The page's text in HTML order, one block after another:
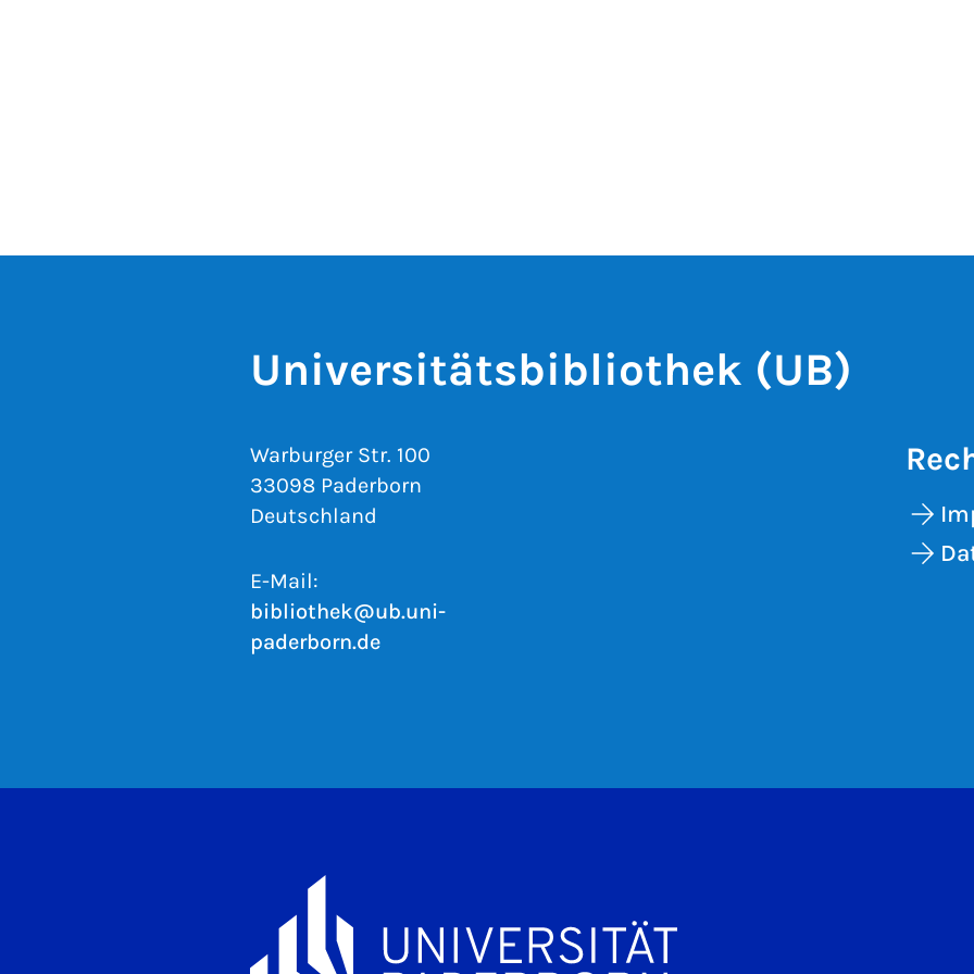
Universitätsbibliothek (UB)
Warburger Str. 100
33098 Paderborn
Deutschland
E-Mail:
bibliothek@ub.uni-
paderborn.de